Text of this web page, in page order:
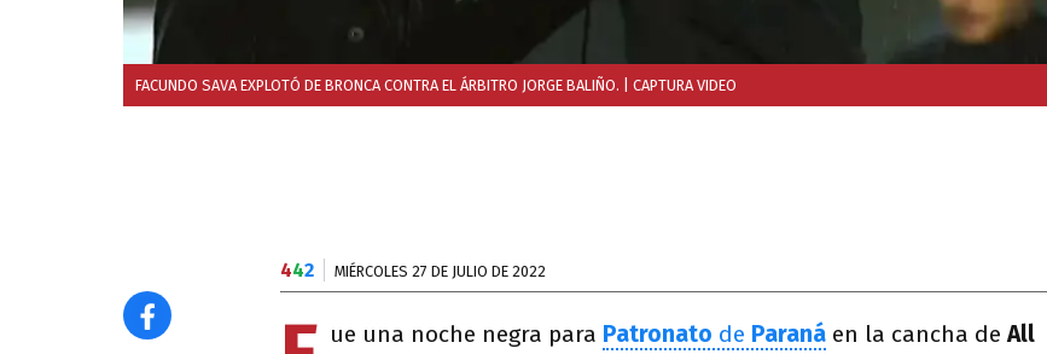
FACUNDO SAVA EXPLOTÓ DE BRONCA CONTRA EL ÁRBITRO JORGE BALIÑO. | CAPTURA VIDEO
442 MIÉRCOLES 27 DE JULIO DE 2022
ue una noche negra para Patronato de Paraná en la cancha deAll